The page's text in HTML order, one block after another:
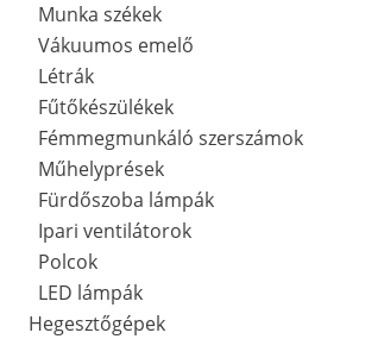
Munka székek
Vákuumos emelő
Létrák
Fűtőkészülékek
Fémmegmunkáló szerszámok
Műhelyprések
Fürdőszoba lámpák
Ipari ventilátorok
Polcok
LED lámpák
Hegesztőgépek